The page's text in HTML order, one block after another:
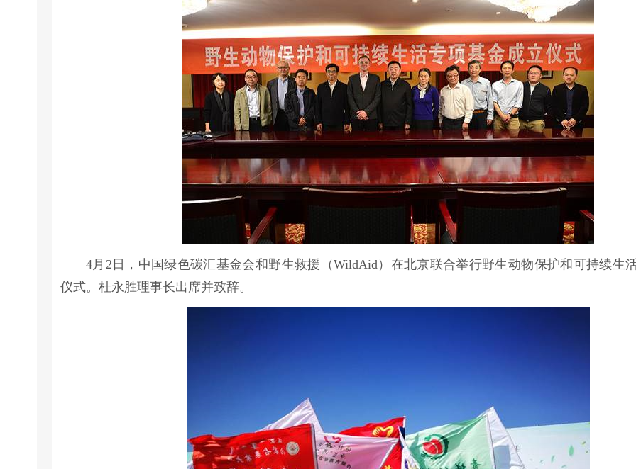
4月2日，中国绿色碳汇基金会和野生救援（WildAid）在北京联合举行野生动物保护和可持续生
仪式。杜永胜理事长出席并致辞。